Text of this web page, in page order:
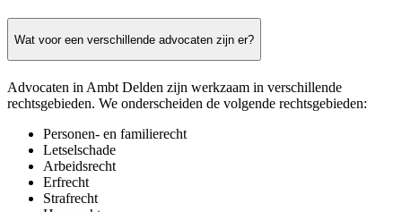
Wat voor een verschillende advocaten zijn er?
Advocaten in Ambt Delden zijn werkzaam in verschillende
rechtsgebieden. We onderscheiden de volgende rechtsgebieden:
Personen- en familierecht
Letselschade
Arbeidsrecht
Erfrecht
Strafrecht